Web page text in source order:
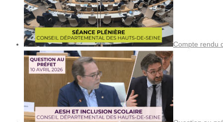
Compte rendu